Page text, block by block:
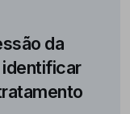
da
identificar